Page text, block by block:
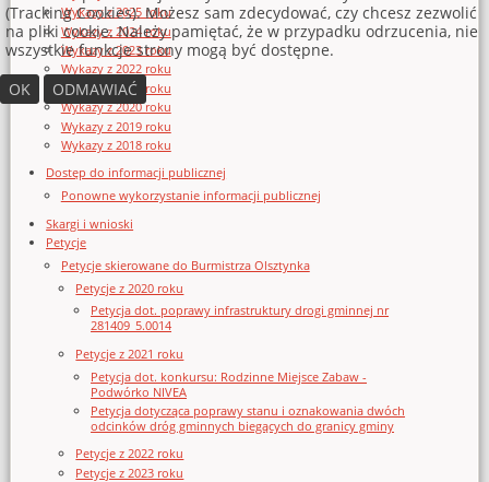
Wykazy z 2025 roku
Wykazy z 2024 roku
Wykazy z 2023 roku
Wykazy z 2022 roku
Wykazy z 2021 roku
Wykazy z 2020 roku
Wykazy z 2019 roku
Wykazy z 2018 roku
Dostęp do informacji publicznej
Ponowne wykorzystanie informacji publicznej
Skargi i wnioski
Petycje
Petycje skierowane do Burmistrza Olsztynka
Petycje z 2020 roku
Petycja dot. poprawy infrastruktury drogi gminnej nr
281409_5.0014
Petycje z 2021 roku
Petycja dot. konkursu: Rodzinne Miejsce Zabaw -
Podwórko NIVEA
Petycja dotycząca poprawy stanu i oznakowania dwóch
odcinków dróg gminnych biegących do granicy gminy
Petycje z 2022 roku
Petycje z 2023 roku
(Tracking Cookies). Możesz sam zdecydować, czy chcesz zezwolić
na pliki cookie. Należy pamiętać, że w przypadku odrzucenia, nie
wszystkie funkcje strony mogą być dostępne.
OK
ODMAWIAĆ